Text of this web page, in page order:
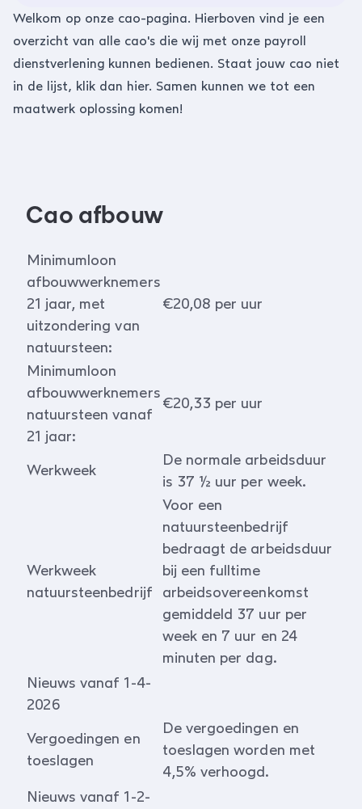
Welkom op onze cao-pagina. Hierboven vind je een
overzicht van alle cao's die wij met onze payroll
dienstverlening kunnen bedienen. Staat jouw cao niet
in de lijst, klik dan hier. Samen kunnen we tot een
maatwerk oplossing komen!
Cao afbouw
Minimumloon
afbouwwerknemers
21 jaar, met
uitzondering van
natuursteen:
€20,08 per uur
Minimumloon
afbouwwerknemers
natuursteen vanaf
21 jaar:
€20,33 per uur
Werkweek
De normale arbeidsduur
is 37 ½ uur per week.
Werkweek
natuursteenbedrijf
Voor een
natuursteenbedrijf
bedraagt de arbeidsduur
bij een fulltime
arbeidsovereenkomst
gemiddeld 37 uur per
week en 7 uur en 24
minuten per dag.
Nieuws vanaf 1-4-
2026
Vergoedingen en
toeslagen
De vergoedingen en
toeslagen worden met
4,5% verhoogd.
Nieuws vanaf 1-2-